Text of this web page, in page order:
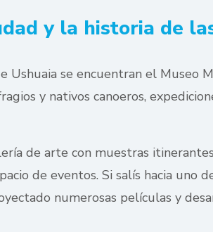
y la historia de
Ushuaia se encuentran el
y nativos canoeros,
de arte con muestras
de eventos. Si salís hacia uno
numerosas películas y